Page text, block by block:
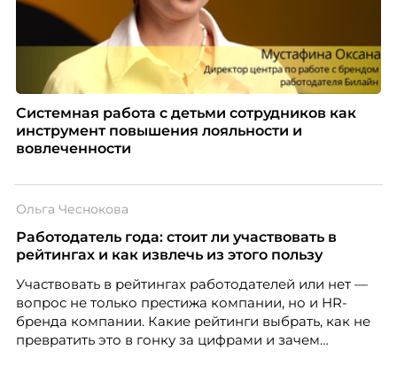
Системная работа с детьми сотрудников как
инструмент повышения лояльности и
вовлеченности
Ольга Чеснокова
Работодатель года: стоит ли участвовать в
рейтингах и как извлечь из этого пользу
Участвовать в рейтингах работодателей или нет —
вопрос не только престижа компании, но и HR-
бренда компании. Какие рейтинги выбрать, как не
превратить это в гонку за цифрами и зачем